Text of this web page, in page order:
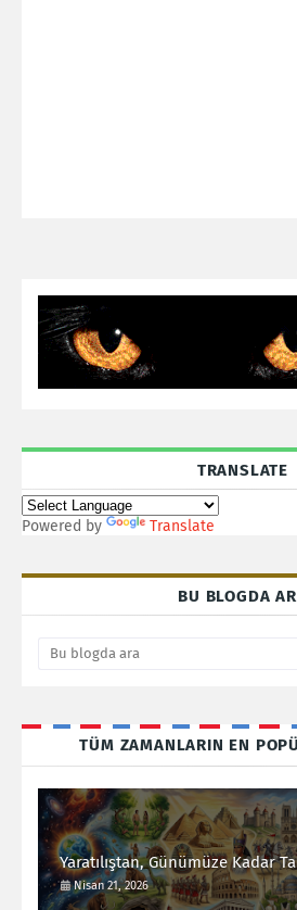
TRANSLATE
Powered by Translate
BU BLOGDA
TÜM ZAMANLARIN EN
Yaratılıştan, Günümüze Kadar
Nisan 21, 2026